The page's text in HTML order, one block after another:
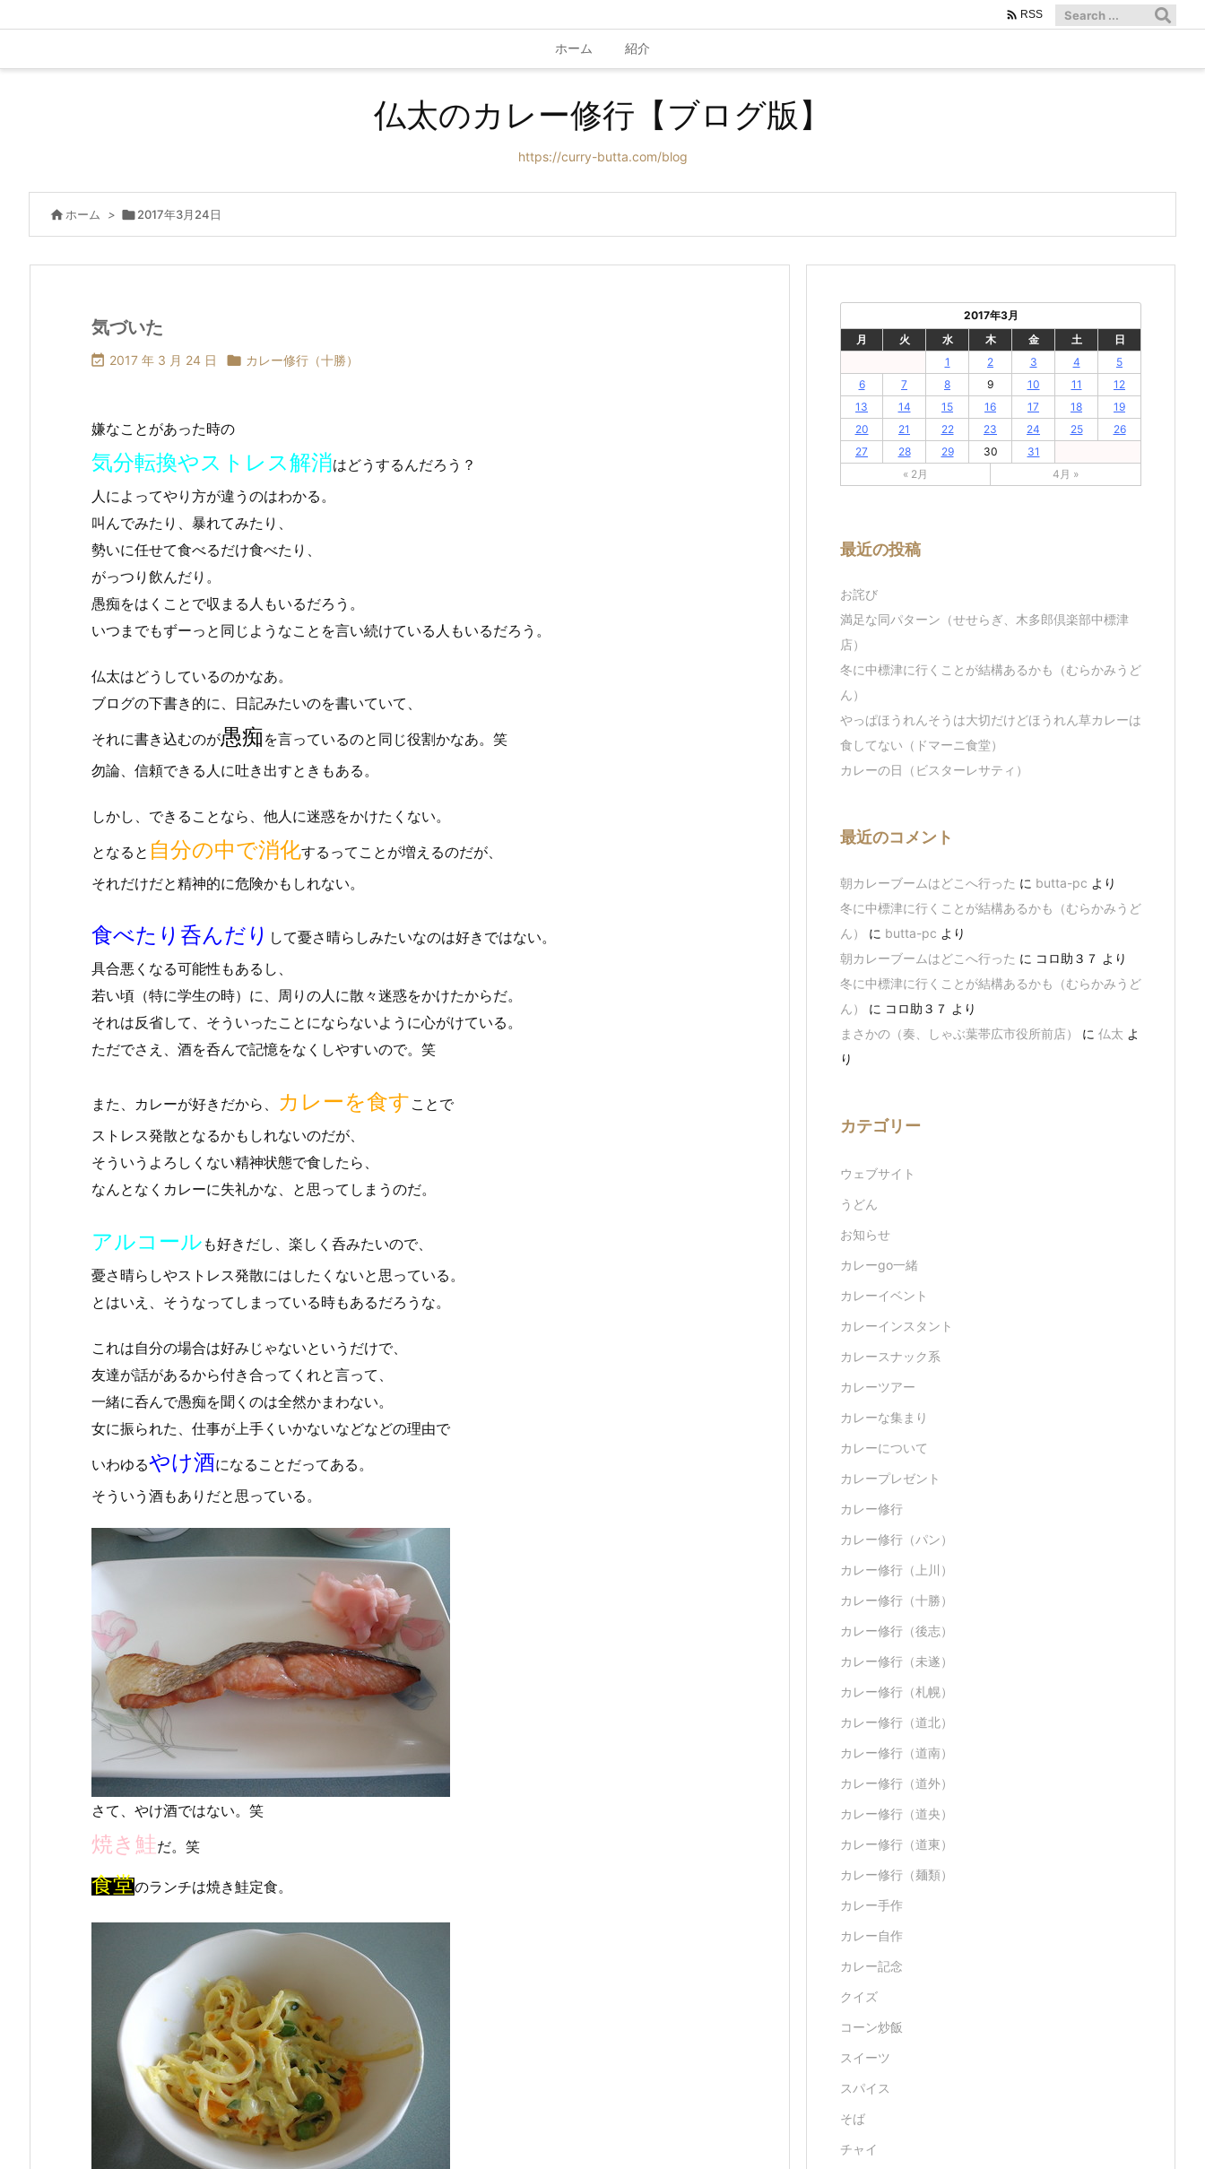
ホーム 紹介
 RSS
仏太のカレー修行【ブログ版】
https://curry-butta.com/blog
 ホーム > 2017年3月24日
気づいた
 2017 年 3 月 24 日  カレー修行（十勝）
嫌なことがあった時の
気分転換やストレス解消はどうするんだろう？
人によってやり方が違うのはわかる。
叫んでみたり、暴れてみたり、
勢いに任せて食べるだけ食べたり、
がっつり飲んだり。
愚痴をはくことで収まる人もいるだろう。
いつまでもずーっと同じようなことを言い続けている人もいるだろう。
仏太はどうしているのかなあ。
ブログの下書き的に、日記みたいのを書いていて、
それに書き込むのが愚痴を言っているのと同じ役割かなあ。笑
勿論、信頼できる人に吐き出すときもある。
しかし、できることなら、他人に迷惑をかけたくない。
となると 自分の中で消化するってことが増えるのだが、
それだけだと精神的に危険かもしれない。
食べたり呑んだり して憂さ晴らしみたいなのは好きではない。
具合悪くなる可能性もあるし、
若い頃（特に学生の時）に、周りの人に散々迷惑をかけたからだ。
それは反省して、そういったことにならないように心がけている。
ただでさえ、酒を呑んで記憶をなくしやすいので。笑
また、カレーが好きだから、 カレーを食す ことで
ストレス発散となるかもしれないのだが、
そういうよろしくない精神状態で食したら、
なんとなくカレーに失礼かな、と思ってしまうのだ。
アルコール も好きだし、楽しく呑みたいので、
憂さ晴らしやストレス発散にはしたくないと思っている。
とはいえ、そうなってしまっている時もあるだろうな。
これは自分の場合は好みじゃないというだけで、
友達が話があるから付き合ってくれと言って、
一緒に呑んで愚痴を聞くのは全然かまわない。
女に振られた、仕事が上手くいかないなどなどの理由で
いわゆるやけ酒になることだってある。
そういう酒もありだと思っている。
さて、やけ酒ではない。笑
焼き鮭だ。笑
食堂のランチは焼き鮭定食。
2017年3月
月
火 水 木 金 土
日
1
2 3 4
5
6
7 8 9 10 11
12
13
14 15 16 17 18
19
20
21 22 23 24 25
26
27
28 29 30
31
« 2月
4月 »
最近の投稿
お詫び
満足な同パターン（せせらぎ、木多郎倶楽部中標津
店）
冬に中標津に行くことが結構あるかも（むらかみうど
ん）
やっぱほうれんそうは大切だけどほうれん草カレーは
食してない（ドマーニ食堂）
カレーの日（ビスターレサティ）
最近のコメント
朝カレーブームはどこへ行った に butta-pc より
冬に中標津に行くことが結構あるかも（むらかみうど
ん）
に butta-pc より
朝カレーブームはどこへ行った に コロ助３７ より
冬に中標津に行くことが結構あるかも（むらかみうど
ん）
に コロ助３７ より
まさかの（奏、しゃぶ葉帯広市役所前店）
に 仏太 よ
り
カテゴリー
ウェブサイト
うどん
お知らせ
カレーgo一緒
カレーイベント
カレーインスタント
カレースナック系
カレーツアー
カレーな集まり
カレーについて
カレープレゼント
カレー修行
カレー修行（パン）
カレー修行（上川）
カレー修行（十勝）
カレー修行（後志）
カレー修行（未遂）
カレー修行（札幌）
カレー修行（道北）
カレー修行（道南）
カレー修行（道外）
カレー修行（道央）
カレー修行（道東）
カレー修行（麺類）
カレー手作
カレー自作
カレー記念
クイズ
コーン炒飯
スイーツ
スパイス
そば
チャイ